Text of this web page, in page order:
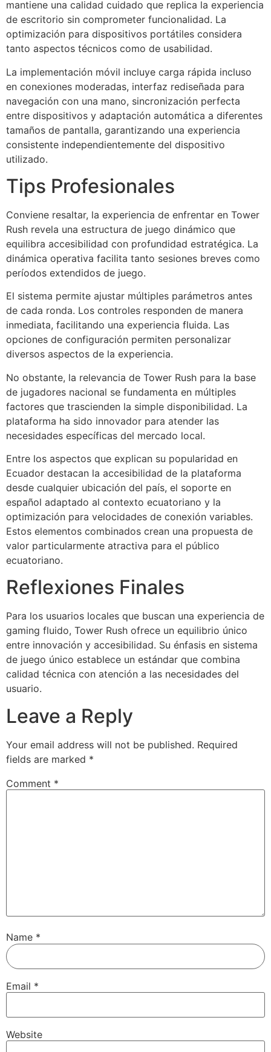
mantiene una calidad cuidado que replica la experiencia
de escritorio sin comprometer funcionalidad. La
optimización para dispositivos portátiles considera
tanto aspectos técnicos como de usabilidad.
La implementación móvil incluye carga rápida incluso
en conexiones moderadas, interfaz rediseñada para
navegación con una mano, sincronización perfecta
entre dispositivos y adaptación automática a diferentes
tamaños de pantalla, garantizando una experiencia
consistente independientemente del dispositivo
utilizado.
Tips Profesionales
Conviene resaltar, la experiencia de enfrentar en Tower
Rush revela una estructura de juego dinámico que
equilibra accesibilidad con profundidad estratégica. La
dinámica operativa facilita tanto sesiones breves como
períodos extendidos de juego.
El sistema permite ajustar múltiples parámetros antes
de cada ronda. Los controles responden de manera
inmediata, facilitando una experiencia fluida. Las
opciones de configuración permiten personalizar
diversos aspectos de la experiencia.
No obstante, la relevancia de Tower Rush para la base
de jugadores nacional se fundamenta en múltiples
factores que trascienden la simple disponibilidad. La
plataforma ha sido innovador para atender las
necesidades específicas del mercado local.
Entre los aspectos que explican su popularidad en
Ecuador destacan la accesibilidad de la plataforma
desde cualquier ubicación del país, el soporte en
español adaptado al contexto ecuatoriano y la
optimización para velocidades de conexión variables.
Estos elementos combinados crean una propuesta de
valor particularmente atractiva para el público
ecuatoriano.
Reflexiones Finales
Para los usuarios locales que buscan una experiencia de
gaming fluido, Tower Rush ofrece un equilibrio único
entre innovación y accesibilidad. Su énfasis en sistema
de juego único establece un estándar que combina
calidad técnica con atención a las necesidades del
usuario.
Leave a Reply
Your email address will not be published. Required
fields are marked *
Comment *
Name *
Email *
Website